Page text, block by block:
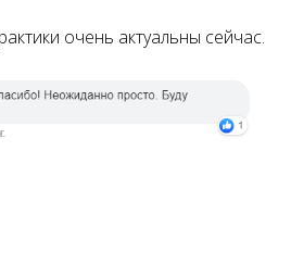
очень актуальны сейчас.